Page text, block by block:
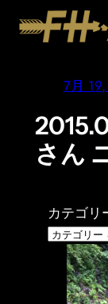
7月
さん
カテゴリ